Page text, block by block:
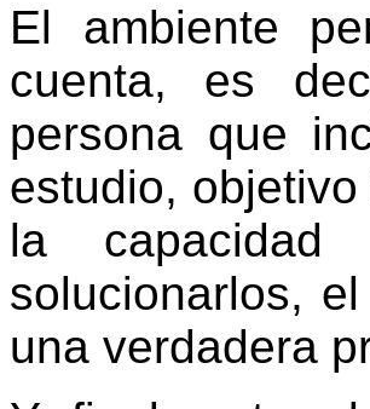
El ambiente
cuenta, es
persona que
estudio,
la
solucionarlos,
una verdadera